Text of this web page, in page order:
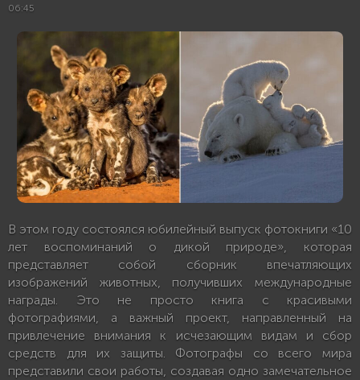
06:45
В этом году состоялся юбилейный выпуск фотокниги «10
лет воспоминаний о дикой природе», которая
представляет собой сборник впечатляющих
изображений животных, получивших международные
награды. Это не просто книга с красивыми
фотографиями, а важный проект, направленный на
привлечение внимания к исчезающим видам и сбор
средств для их защиты. Фотографы со всего мира
представили свои работы, создавая одно замечательное